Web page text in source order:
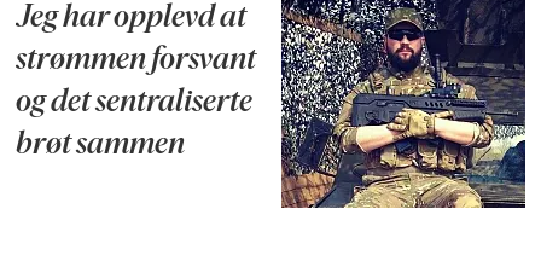
Jeg har opplevd at
strømmen forsvant
og det sentraliserte
brøt sammen